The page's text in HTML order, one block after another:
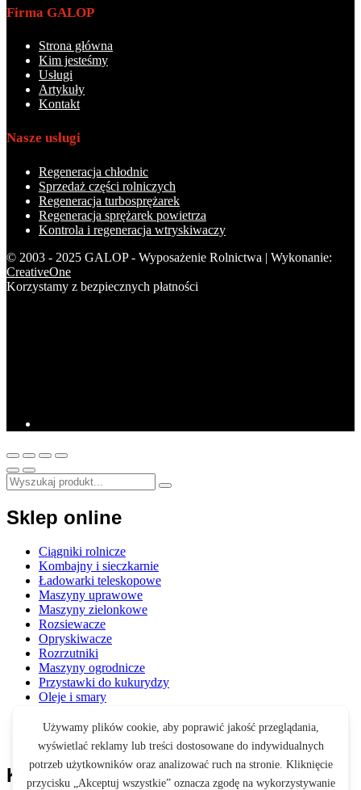
Firma GALOP
Strona główna
Kim jesteśmy
Usługi
Artykuły
Kontakt
Nasze usługi
Regeneracja chłodnic
Sprzedaż części rolniczych
Regeneracja turbosprężarek
Regeneracja sprężarek powietrza
Kontrola i regeneracja wtryskiwaczy
© 2003 - 2025 GALOP - Wyposażenie Rolnictwa | Wykonanie:
CreativeOne
Korzystamy z bezpiecznych płatności
Sklep online
Ciągniki rolnicze
Kombajny i sieczkarnie
Ładowarki teleskopowe
Maszyny uprawowe
Maszyny zielonkowe
Rozsiewacze
Opryskiwacze
Rozrzutniki
Maszyny ogrodnicze
Przystawki do kukurydzy
Oleje i smary
Akcesoria
Zabawki
Koszyk